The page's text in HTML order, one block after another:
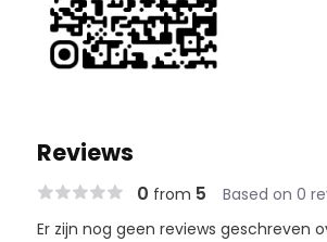
Reviews
0 from 5 Based on 0
Er zijn nog geen reviews geschreven